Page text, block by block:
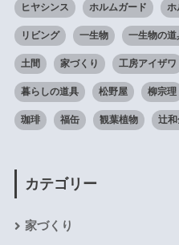
ヒヤシンス ホルムガード ホ
リビング 一生物 一生物の道
土間 家づくり 工房アイザワ
暮らしの道具 松野屋 柳宗理
珈琲 福缶 観葉植物 辻
カテゴリー
家づくり